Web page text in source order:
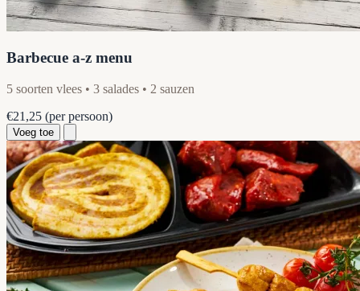
Barbecue a-z menu
5 soorten vlees • 3 salades • 2 sauzen
€21,25 (per persoon)
Voeg toe